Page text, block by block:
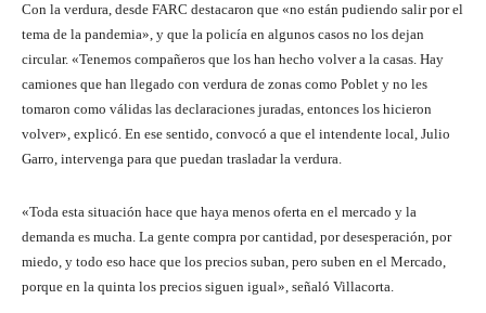
Con la verdura, desde FARC destacaron que «no están pudiendo salir por el
tema de la pandemia», y que la policía en algunos casos no los dejan
circular. «Tenemos compañeros que los han hecho volver a la casas. Hay
camiones que han llegado con verdura de zonas como Poblet y no les
tomaron como válidas las declaraciones juradas, entonces los hicieron
volver», explicó. En ese sentido, convocó a que el intendente local, Julio
Garro, intervenga para que puedan trasladar la verdura.
«Toda esta situación hace que haya menos oferta en el mercado y la
demanda es mucha. La gente compra por cantidad, por desesperación, por
miedo, y todo eso hace que los precios suban, pero suben en el Mercado,
porque en la quinta los precios siguen igual», señaló Villacorta.